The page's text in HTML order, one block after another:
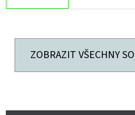
ZOBRAZIT VŠECHNY